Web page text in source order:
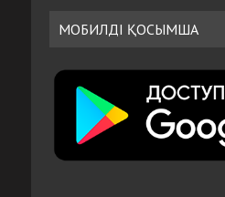
МОБИЛДІ ҚОСЫМША